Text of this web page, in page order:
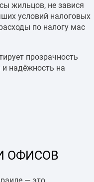
жильцов, не завися
условий налоговых
по налогу мас
прозрачность
и надёжность на
ОФИСОВ